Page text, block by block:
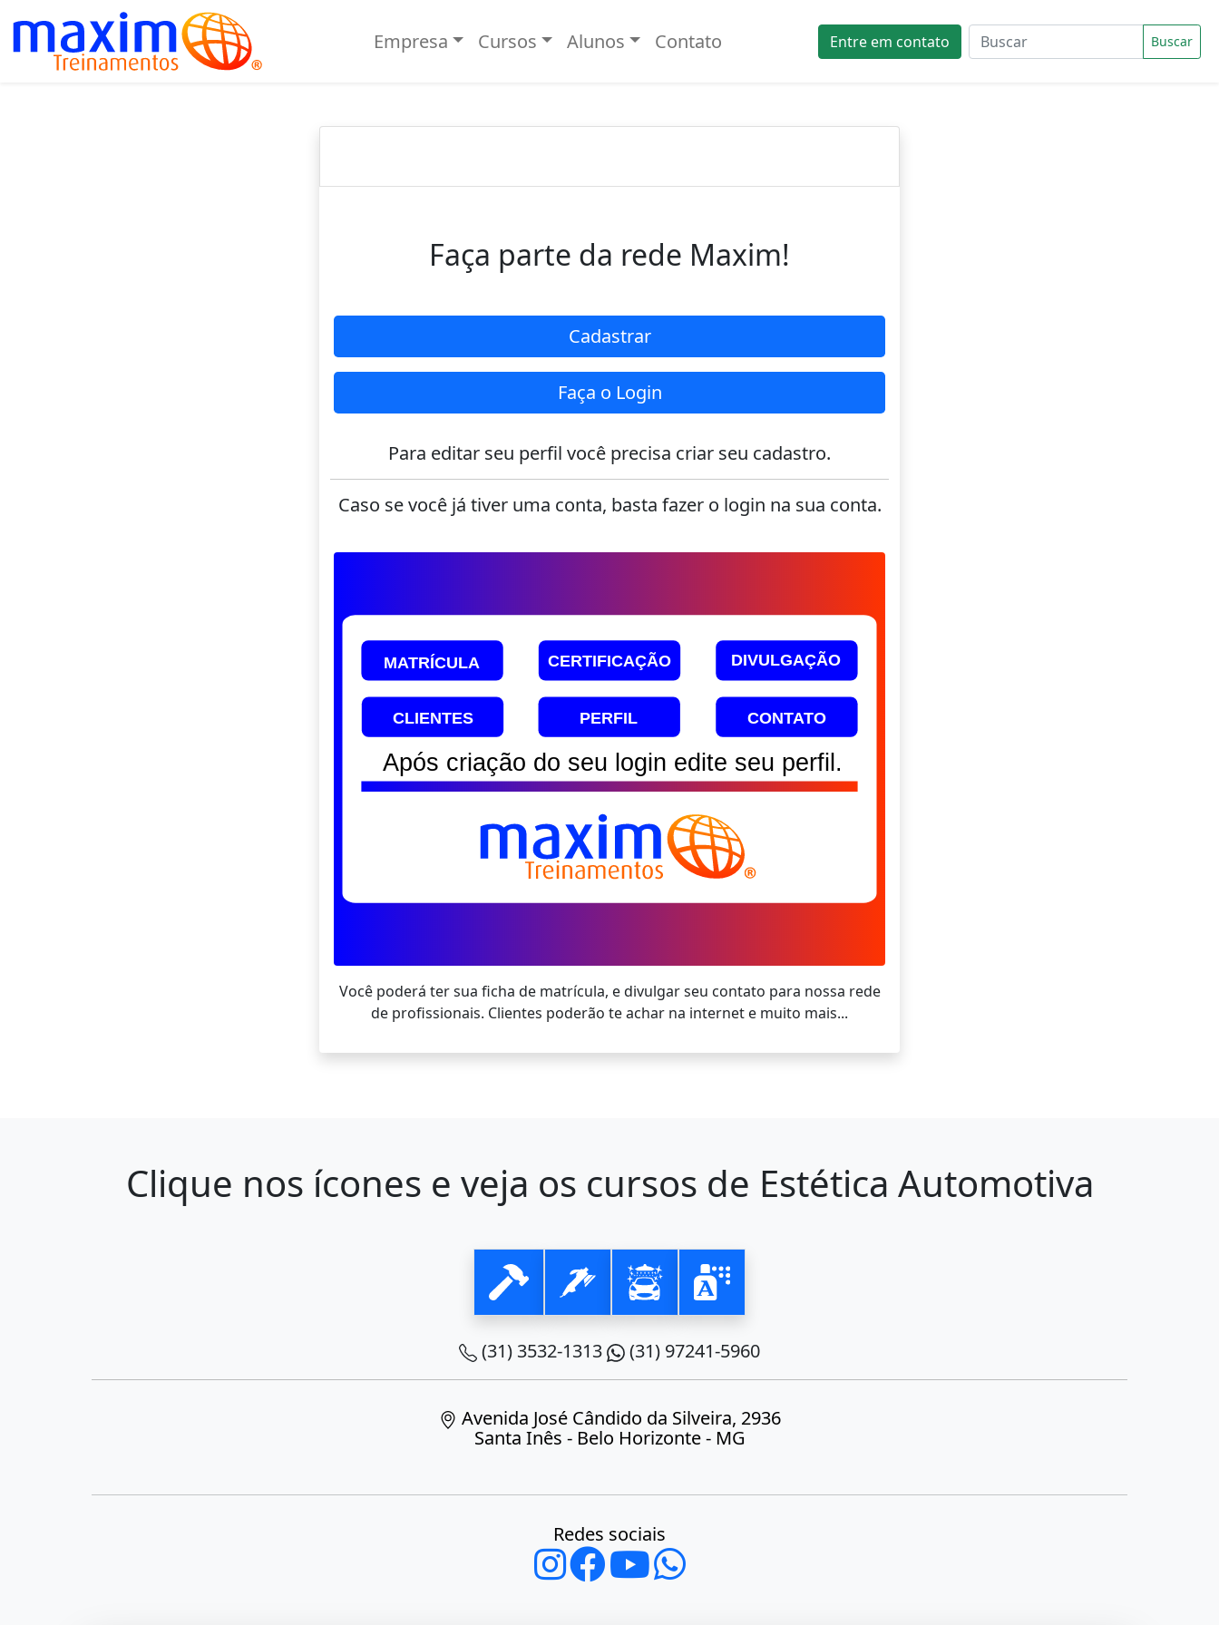
Empresa Cursos Alunos Contato Entre em contato Buscar
Faça parte da rede Maxim!
Cadastrar
Faça o Login
Para editar seu perfil você precisa criar seu cadastro.
Caso se você já tiver uma conta, basta fazer o login na sua conta.
Você poderá ter sua ficha de matrícula, e divulgar seu contato para nossa rede
de profissionais. Clientes poderão te achar na internet e muito mais...
Clique nos ícones e veja os cursos de Estética Automotiva
(31) 3532-1313 (31) 97241-5960
Avenida José Cândido da Silveira, 2936
Santa Inês - Belo Horizonte - MG
Redes sociais